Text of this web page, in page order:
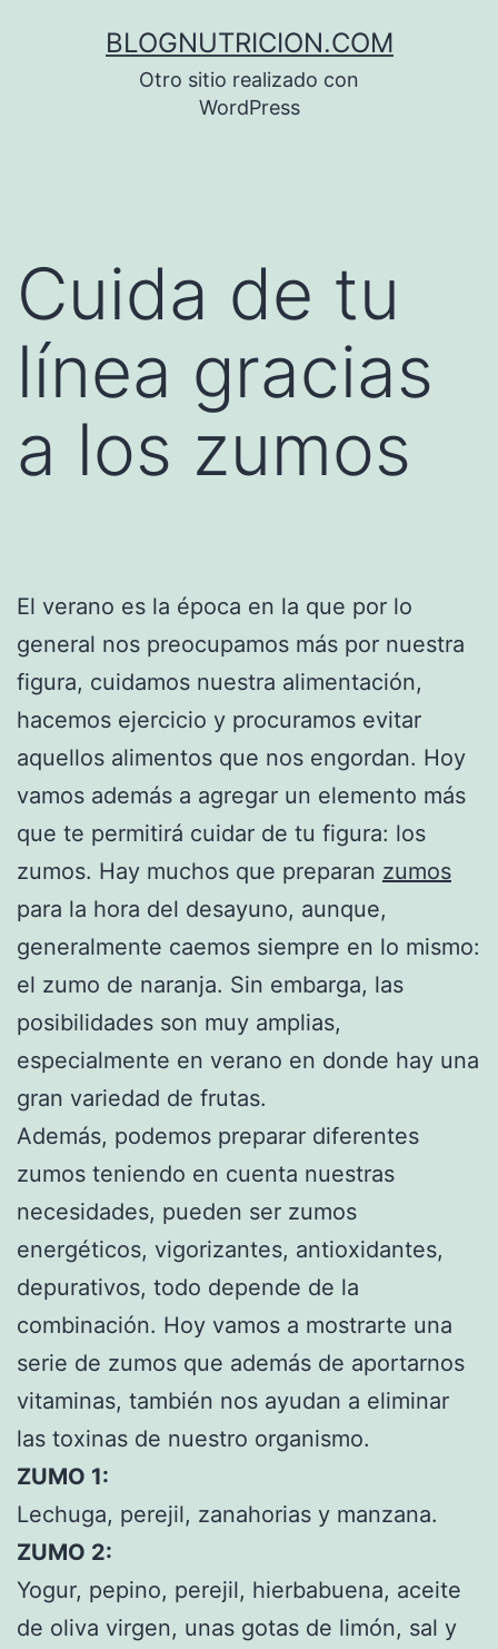
BLOGNUTRICION.COM
Otro sitio realizado con
WordPress
Cuida de tu
línea gracias
a los zumos
El verano es la época en la que por lo
general nos preocupamos más por nuestra
figura, cuidamos nuestra alimentación,
hacemos ejercicio y procuramos evitar
aquellos alimentos que nos engordan. Hoy
vamos además a agregar un elemento más
que te permitirá cuidar de tu figura: los
zumos. Hay muchos que preparan zumos
para la hora del desayuno, aunque,
generalmente caemos siempre en lo mismo:
el zumo de naranja. Sin embarga, las
posibilidades son muy amplias,
especialmente en verano en donde hay una
gran variedad de frutas.
Además, podemos preparar diferentes
zumos teniendo en cuenta nuestras
necesidades, pueden ser zumos
energéticos, vigorizantes, antioxidantes,
depurativos, todo depende de la
combinación. Hoy vamos a mostrarte una
serie de zumos que además de aportarnos
vitaminas, también nos ayudan a eliminar
las toxinas de nuestro organismo.
ZUMO 1:
Lechuga, perejil, zanahorias y manzana.
ZUMO 2:
Yogur, pepino, perejil, hierbabuena, aceite
de oliva virgen, unas gotas de limón, sal y